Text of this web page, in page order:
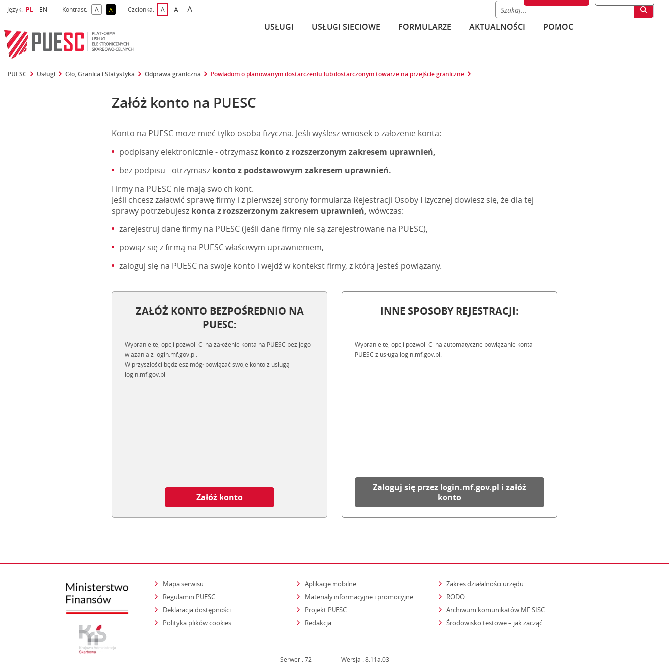
Język: Wybrany język
PL Wybierz język
EN Kontrast: Akontrast domyślny
Akontrast żółty tekst na czarnym tle
Czcionka: Adomyślna czcionka
Awiększa czcionka
Anajwiększa czcionka
USŁUGI
USŁUGI SIECIOWE FORMULARZE AKTUALNOŚCI POMOC
PUESC Usługi Cło, Granica i Statystyka Odprawa graniczna Powiadom o planowanym dostarczeniu lub dostarczonym towarze na przejście graniczne
Załóż konto na PUESC
Konto na PUESC może mieć tylko osoba fizyczna. Jeśli wyślesz wniosek o założenie konta:
podpisany elektronicznie - otrzymasz konto z rozszerzonym zakresem uprawnień,
bez podpisu - otrzymasz konto z podstawowym zakresem uprawnień.
Firmy na PUESC nie mają swoich kont.
Jeśli chcesz załatwić sprawę firmy i z pierwszej strony formularza Rejestracji Osoby Fizycznej dowiesz się, że dla tej
sprawy potrzebujesz konta z rozszerzonym zakresem uprawnień,wówczas:
zarejestruj dane firmy na PUESC (jeśli dane firmy nie są zarejestrowane na PUESC),
powiąż się z firmą na PUESC właściwym uprawnieniem,
zaloguj się na PUESC na swoje konto i wejdź w kontekst firmy, z którą jesteś powiązany.
ZAŁÓŻ KONTO BEZPOŚREDNIO NA
PUESC:
Wybranie tej opcji pozwoli Ci na założenie konta na PUESC bez jego
wiązania z login.mf.gov.pl.
W przyszłości będziesz mógł powiązać swoje konto z usługą
login.mf.gov.pl
Załóż konto
INNE SPOSOBY REJESTRACJI:
Wybranie tej opcji pozwoli Ci na automatyczne powiązanie konta
PUESC z usługą login.mf.gov.pl.
Zaloguj się przez login.mf.gov.pl i załóż
konto
Mapa serwisu
Regulamin PUESC
Deklaracja dostępności
Polityka plików cookies
Aplikacje mobilne
Materiały informacyjne i promocyjne
Projekt PUESC
Redakcja
Zakres działalności urzędu
RODO
Archiwum komunikatów MF SISC
Środowisko testowe – jak zacząćstrona otwiera się w nowym oknie
Serwer : 72 Wersja : 8.11a.03